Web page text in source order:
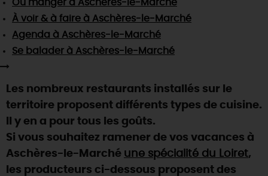
TOUTES LES ACTIVITÉS
Visitesgourmandesetcréatives
Vins etvignobles
Chic,une aire de pique-nique
Par ici lesguinguettes
La Route desMétiers d'Art
TOUT L'ART DE VIVRE
Des vacances auprès des animaux 🐎
(re)Découvrir les coulisses de la Faïencerie de
Gien !
Une saison de festivals 🎉
Rendez-vous de la nature en 2026
Programme des animations "Loiret au fil de l'eau"
SE REPÉRER,SE DÉPLACER
INFOS &SERVICES
Où manger à Aschères-le-Marché
À voir & à faire à Aschères-le-Marché
Agenda à Aschères-le-Marché
Se balader à Aschères-le-Marché
Les nombreux restaurants installés sur le
territoire proposent différents types de cuisine.
Il y en a pour tous les goûts.
Si vous souhaitez ramener de vos vacances à
Aschères-le-Marché une spécialité du Loiret,
les producteurs ci-dessous proposent des